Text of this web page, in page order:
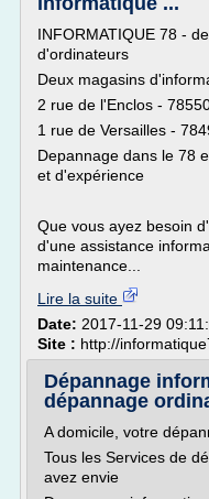
INFORMATIQUE 78 -
d'ordinateurs
Deux magasins
2 rue de l'Enclos -
1 rue de Versailles -
Depannage dans le 78
et d'expérience
Que vous ayez besoin
d'une assistance
maintenance...
Lire la suite
Date: 2017-11-29
Site : http://
Dépannage
dépannage
A domicile, votre
Tous les Services de
avez envie